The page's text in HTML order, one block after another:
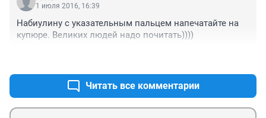
1 июля 2016, 16:39
Набиулину с указательным пальцем напечатайте на
купюре. Великих людей надо почитать))))
Читать все комментарии